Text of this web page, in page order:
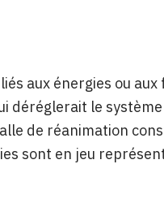
aux énergies ou
déréglerait le
de réanimation
sont en jeu